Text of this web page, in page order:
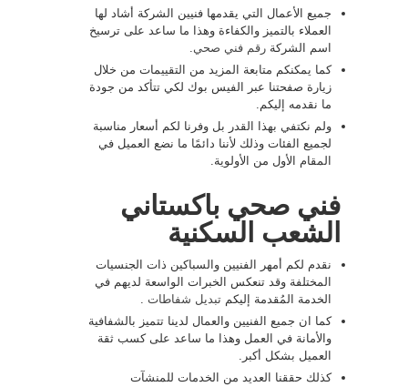
جميع الأعمال التي يقدمها فنيين الشركة أشاد لها
العملاء بالتميز والكفاءة وهذا ما ساعد على ترسيخ
اسم الشركة رقم فني صحي.
كما يمكنكم متابعة المزيد من التقييمات من خلال
زيارة صفحتنا عبر الفيس بوك لكي تتأكد من جودة
ما نقدمه إليكم.
ولم نكتفي بهذا القدر بل وفرنا لكم أسعار مناسبة
لجميع الفئات وذلك لأننا دائمًا ما نضع العميل في
المقام الأول من الأولوية.
فني صحي باكستاني
الشعب السكنية
نقدم لكم أمهر الفنيين والسباكين ذات الجنسيات
المختلفة وقد تنعكس الخبرات الواسعة لديهم في
الخدمة المُقدمة إليكم تبديل شفاطات .
كما ان جميع الفنيين والعمال لدينا تتميز بالشفافية
والأمانة في العمل وهذا ما ساعد على كسب ثقة
العميل بشكل أكبر.
كذلك حققنا العديد من الخدمات للمنشآت